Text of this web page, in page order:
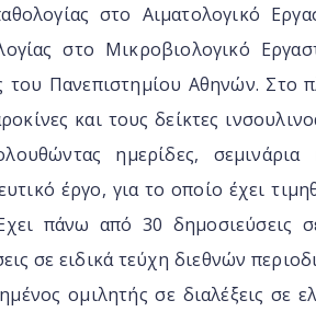
στο Αιματολογικό
στο Μικροβιολογικό
Πανεπιστημίου Αθηνών. Στο
και τους δείκτες
ημερίδες,
έργο, για το οποίο έχει
πάνω από 30 δημοσιεύσεις
σε ειδικά τεύχη διεθνών
ομιλητής σε διαλέξεις σε